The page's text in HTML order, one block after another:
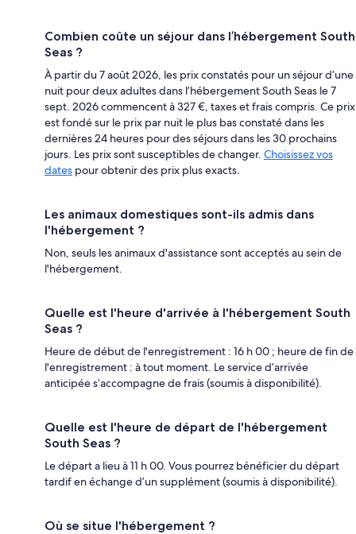
Combien coûte un séjour dans l’hébergement South
Seas ?
À partir du 7 août 2026, les prix constatés pour un séjour d’une
nuit pour deux adultes dans l’hébergement South Seas le 7
sept. 2026 commencent à 327 €, taxes et frais compris. Ce prix
est fondé sur le prix par nuit le plus bas constaté dans les
dernières 24 heures pour des séjours dans les 30 prochains
jours. Les prix sont susceptibles de changer. Choisissez vos
dates pour obtenir des prix plus exacts.
Les animaux domestiques sont-ils admis dans
l'hébergement ?
Non, seuls les animaux d'assistance sont acceptés au sein de
l'hébergement.
Quelle est l'heure d'arrivée à l'hébergement South
Seas ?
Heure de début de l'enregistrement : 16 h 00 ; heure de fin de
l'enregistrement : à tout moment. Le service d’arrivée
anticipée s’accompagne de frais (soumis à disponibilité).
Quelle est l'heure de départ de l'hébergement
South Seas ?
Le départ a lieu à 11 h 00. Vous pourrez bénéficier du départ
tardif en échange d’un supplément (soumis à disponibilité).
Où se situe l'hébergement ?